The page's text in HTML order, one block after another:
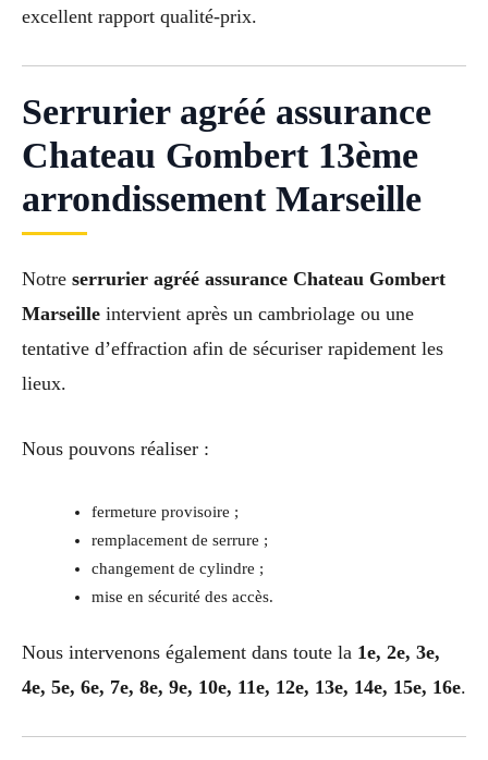
excellent rapport qualité-prix.
Serrurier agréé assurance
Chateau Gombert 13ème
arrondissement Marseille
Notre serrurier agréé assurance Chateau Gombert
Marseille intervient après un cambriolage ou une
tentative d’effraction afin de sécuriser rapidement les
lieux.
Nous pouvons réaliser :
fermeture provisoire ;
remplacement de serrure ;
changement de cylindre ;
mise en sécurité des accès.
Nous intervenons également dans toute la 1e, 2e, 3e,
4e, 5e, 6e, 7e, 8e, 9e, 10e, 11e, 12e, 13e, 14e, 15e, 16e.